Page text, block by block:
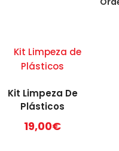
Kit Limpeza De
Plásticos
19,00€